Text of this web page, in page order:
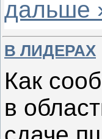
дальше
В ЛИДЕРАХ
Как
в